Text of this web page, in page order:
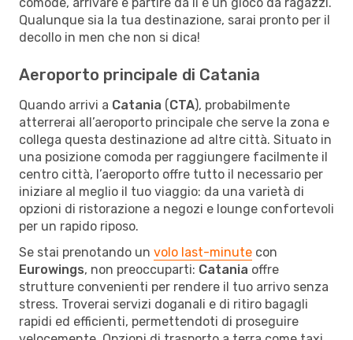
Qualunque sia la tua destinazione, sarai pronto per il
decollo in men che non si dica!
Aeroporto principale di Catania
Quando arrivi a Catania (CTA), probabilmente
atterrerai all’aeroporto principale che serve la zona e
collega questa destinazione ad altre città. Situato in
una posizione comoda per raggiungere facilmente il
centro città, l’aeroporto offre tutto il necessario per
iniziare al meglio il tuo viaggio: da una varietà di
opzioni di ristorazione a negozi e lounge confortevoli
per un rapido riposo.
Se stai prenotando un volo last-minute con
Eurowings, non preoccuparti: Catania offre
strutture convenienti per rendere il tuo arrivo senza
stress. Troverai servizi doganali e di ritiro bagagli
rapidi ed efficienti, permettendoti di proseguire